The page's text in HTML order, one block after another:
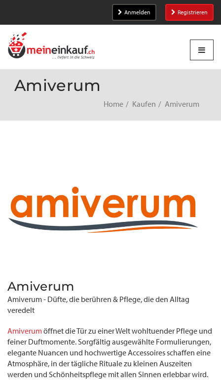
Anmelden Registrieren
Amiverum
Home Kaufen Amiverum
Amiverum
Amiverum - Düfte, die berühren & Pflege, die den Alltag
veredelt
Amiverumöffnet die Tür zu einer Welt wohltuender Pflege und
feiner Duftmomente. Sorgfältig ausgewählte Formulierungen,
elegante Nuancen und hochwertige Accessoires schaffen eine
Atmosphäre, in der tägliche Rituale zu kleinen Auszeiten
werden und Schönheitspflege mit allen Sinnen erlebbar wird.